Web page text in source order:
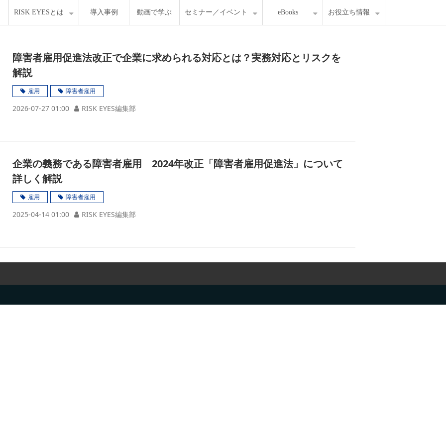
RISK EYESとは 導入事例 動画で学ぶ セミナー／イベント eBooks お役立ち情報
障害者雇用促進法改正で企業に求められる対応とは？実務対応とリスクを
解説
雇用 障害者雇用
2026-07-27 01:00 RISK EYES編集部
企業の義務である障害者雇用 2024年改正「障害者雇用促進法」について
詳しく解説
雇用 障害者雇用
2025-04-14 01:00 RISK EYES編集部